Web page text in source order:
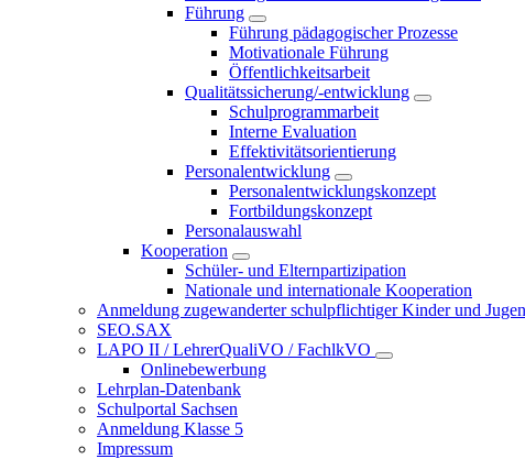
Führung
Führung pädagogischer Prozesse
Motivationale Führung
Öffentlichkeitsarbeit
Qualitätssicherung/-entwicklung
Schulprogrammarbeit
Interne Evaluation
Effektivitätsorientierung
Personalentwicklung
Personalentwicklungskonzept
Fortbildungskonzept
Personalauswahl
Kooperation
Schüler- und Elternpartizipation
Nationale und internationale Kooperation
Anmeldung zugewanderter schulpflichtiger Kinder und
SEO.SAX
LAPO II / LehrerQualiVO / FachlkVO
Onlinebewerbung
Lehrplan-Datenbank
Schulportal Sachsen
Anmeldung Klasse 5
Impressum